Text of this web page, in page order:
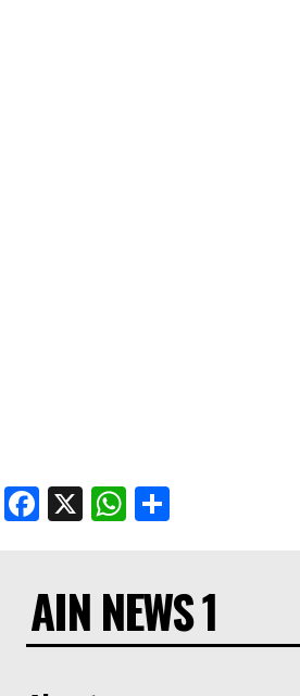
Facebook
X WhatsApp
AIN NEWS 1